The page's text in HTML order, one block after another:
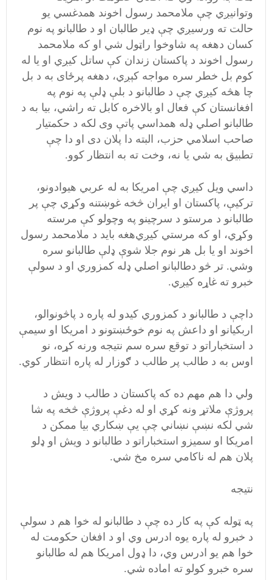
وتوانیږي چې ملامحمد رسول اخوند همدغسي یو
حالت ته ورسیږي چې ډیر طالبان او د طالبانو په نوم
کسان دهغه په شاوخوا راټول شي او که ملامحمد
رسول اخوند د پاکستان زندان کې ساتل کیږي او یا له
کوم بل خطر سره مواجه کېږي، دهغه پرځای به د بل
چا هڅه کیږي چې د طالبانو د بلې ډلې په نوم په
افغانستان کې فعال او بالاخره کابل ته راشي، ‌بیا به د
طالبانو اصلي ډله همداسي پاتې وی لکه د حکمتیار
صاحب اسلامي حزب، البته دا پلان دی او دا چې
تطبیق به شي یا نه،‌ وخت ته به انتظار کوو.
داسي ویل کیږي چې امریکا به له عربي هیوادونو،‌
ترکیې،‌ پاکستان او ایران څخه غوښتنه وکړي چې پر
طالبانو د مرستو د سرچینو په وچولو کې مرسته
وکړي،‌ او که مرستي کیږي‌هغه باید د ملامحمد رسول
اخوند او یا بل هر نوم جلا شوې ډلې طالبانو سره
وشي. تر څو دطالبانو اصلي ډله کمزوري او د سولې
خبرو ته غاړه کیږي.
داچې د طالبانو د کمزوري کیدو له پاره د پاڅونوالو،‌
اربکیانو او داعش په نوم خوځښتونو د امریکا او سیمې
د استخباراتو د توقع سره سم نتیجه ورنه کړه،‌ نو
اوس به د طالب پر طالب د ګوزار له پاره انتظار کوي.
ولي دا هم مهم ده که پاکستان د طالب د ویش د
پروژې ملاتړ ونه کړي‌ او له دغې پروژې څخه په شا
شي لکه نښې نښاني چې يې ښکاري بیا ممکن د
امریکا او سمیزو استخباراتو د طالبانو د ویش او ډلو
پلان هم له ناکامي سره مخ شي.
نتیجه
په ټوله کې په کار ده چې د طالبانو له خوا هم د سولې
د خبرو له پاره یوه ادرس وي او د افغان حکومت له
خوا هم یو ادرس وي،‌ دا ډول امریکا هم له طالبانو
سره خبرو کولو ته اماده شي.